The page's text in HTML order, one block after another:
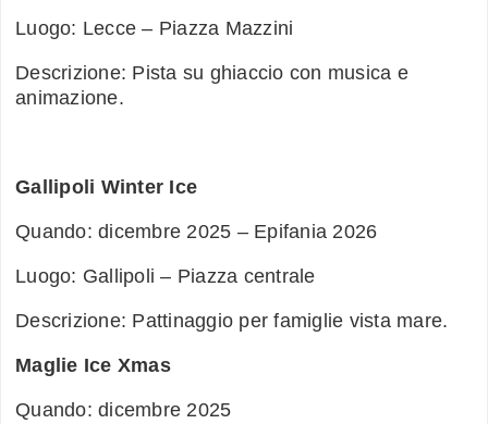
Luogo: Lecce – Piazza Mazzini
Descrizione: Pista su ghiaccio con musica e
animazione.
Gallipoli Winter Ice
Quando: dicembre 2025 – Epifania 2026
Luogo: Gallipoli – Piazza centrale
Descrizione: Pattinaggio per famiglie vista mare.
Maglie Ice Xmas
Quando: dicembre 2025